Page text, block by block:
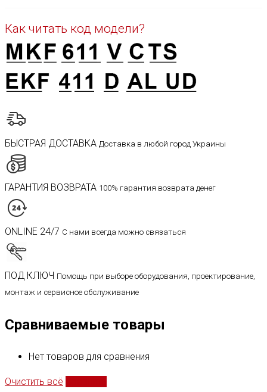
Как читать код модели?
БЫСТРАЯ ДОСТАВКА Доставка в любой город Украины
ГАРАНТИЯ ВОЗВРАТА 100% гарантия возврата денег
ONLINE 24/7 С нами всегда можно связаться
ПОД КЛЮЧ Помощь при выборе оборудования, проектирование,
монтаж и сервисное обслуживание
Сравниваемые товары
Нет товаров для сравнения
Очистить всё